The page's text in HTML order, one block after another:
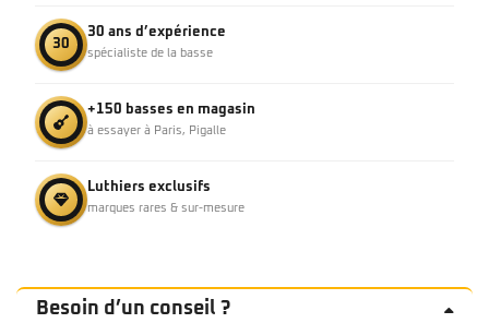
30
30 ans d’expérience
spécialiste de la basse
+150 basses en magasin
à essayer à Paris, Pigalle
Luthiers exclusifs
marques rares & sur-mesure
Besoin d’un conseil ?